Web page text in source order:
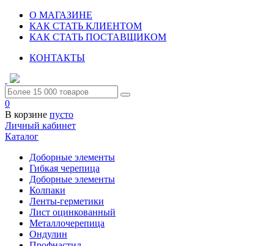
О МАГАЗИНЕ
КАК СТАТЬ КЛИЕНТОМ
КАК СТАТЬ ПОСТАВЩИКОМ
КОНТАКТЫ
0
В корзине пусто
Личный кабинет
Каталог
Доборные элементы
Гибкая черепица
Доборные элементы
Колпаки
Ленты-герметики
Лист оцинкованный
Металлочерепица
Ондулин